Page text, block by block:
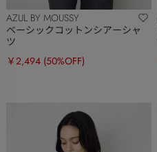
AZUL BY MOUSSY
ベーシックコットンシアーシャ
ツ
￥2,494 (50%OFF)